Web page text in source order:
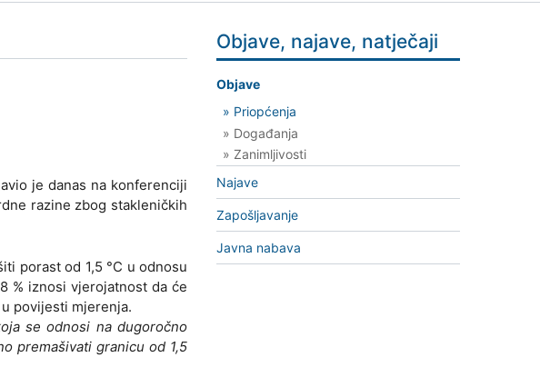
je danas na konferenciji
razine zbog stakleničkih
porast od 1,5 °C u odnosu
% iznosi vjerojatnost da će
povijesti mjerenja.
se odnosi na dugoročno
premašivati granicu od 1,5
Objave, najave, natječaji
Objave
» Priopćenja
» Događanja
» Zanimljivosti
Najave
Zapošljavanje
Javna nabava